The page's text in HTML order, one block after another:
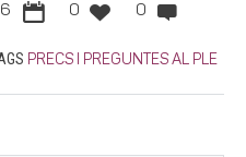
0 0
PRECS I PREGUNTES AL PLE